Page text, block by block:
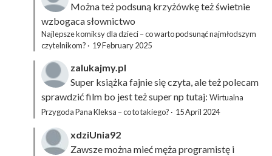
Można też podsuną krzyżówkęteż świetnie
wzbogaca słownictwo
Najlepsze komiksy dla dzieci – co warto podsunąć najmłodszym
czytelnikom? · 19 February 2025
zalukajmy.pl
Super książka fajnie się czyta, ale też polecam
sprawdzić film bo jest też super np tutaj: Wirtualna
Przygoda Pana Kleksa – co to takiego? · 15 April 2024
xdziUnia92
Zawsze można mieć męża programistę i